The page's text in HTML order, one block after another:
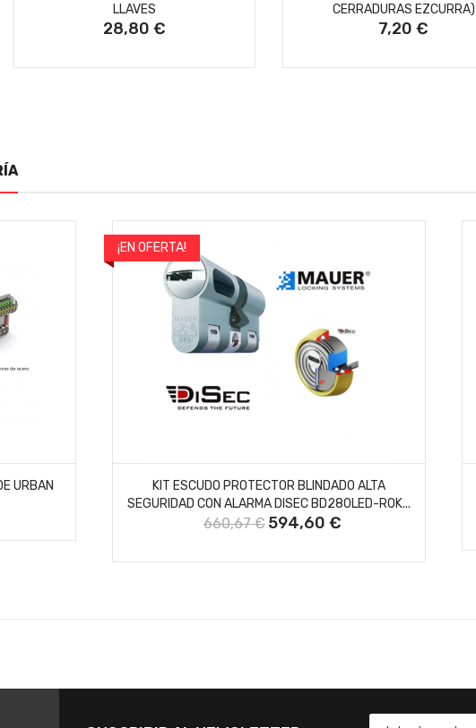
LLAVES
Precio
28,80 €
CERRADURAS EZCURRA)
Precio
7,20 €
URBAN
¡EN OFERTA!
-10%
AÑADIR AL CARRITO
KIT ESCUDO PROTECTOR BLINDADO ALTA
SEGURIDAD CON ALARMA DISEC BD280LED-ROK...
660,67 € 594,60 €